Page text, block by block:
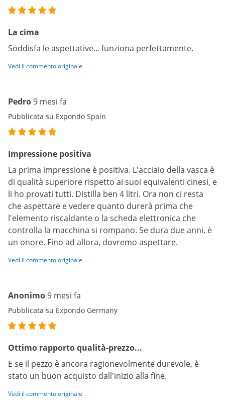
La cima
Soddisfa le aspettative... funziona perfettamente.
Vedi il commento originale
Pedro9 mesi fa
Pubblicata su Expondo Spain
Impressione positiva
La prima impressione è positiva. L'acciaio della vasca è
di qualità superiore rispetto ai suoi equivalenti cinesi, e
li ho provati tutti. Distilla ben 4 litri. Ora non ci resta
che aspettare e vedere quanto durerà prima che
l'elemento riscaldante o la scheda elettronica che
controlla la macchina si rompano. Se dura due anni, è
un onore. Fino ad allora, dovremo aspettare.
Vedi il commento originale
Anonimo9 mesi fa
Pubblicata su Expondo Germany
Ottimo rapporto qualità-prezzo...
E se il pezzo è ancora ragionevolmente durevole, è
stato un buon acquisto dall'inizio alla fine.
Vedi il commento originale